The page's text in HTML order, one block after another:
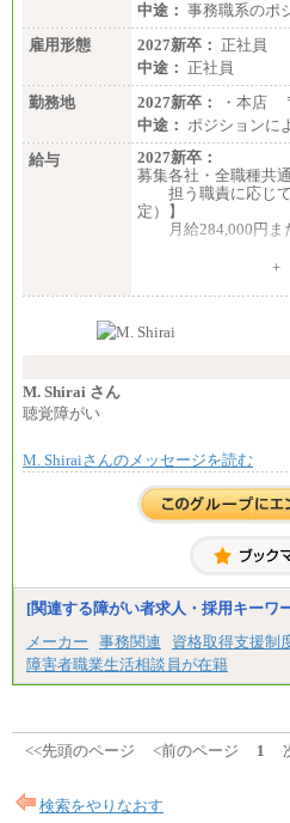
中途： 事務職系のポ
雇用形態
2027新卒： 正社員
中途： 正社員
勤務地
2027新卒：
・本店
中途： ポジションに
給与
2027新卒：
募集各社・全職種共通
担う職責に応じて
定）】
月給284,000円ま
※入社後早期から
す。
い職責を担う方につ
※上記に加え、所定
※試用期間中も給与
＜募集各社・全職種
月給21万円以上～
※試用期間中の給与
ます。
+
M. Shirai さん
聴覚障がい
M. Shiraiさんのメッセージを読む
[関連する障がい者求人・採用キーワ
メーカー
事務関連 資格取得支援制
障害者職業生活相談員が在籍
<<先頭のページ <前のページ 1
検索をやりなおす